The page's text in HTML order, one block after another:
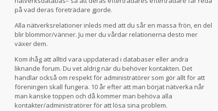
på vad deras företrädare gjorde.
Alla nätverksrelationer inleds med att du sår en massa frön, en del
blir blommor/vänner. Ju mer du vårdar relationerna desto mer
växer dem.
Kom ihåg att alltid vara uppdaterad i databaser eller andra
liknande forum. Du vet aldrig när du behöver kontakten. Det
handlar också om respekt för administratörer som gör allt för att
föreningen skall fungera. 10 år efter att man börjat nätverka når
man kanske toppen och då kommer man behöva alla
kontakter/administratörer för att lösa sina problem.